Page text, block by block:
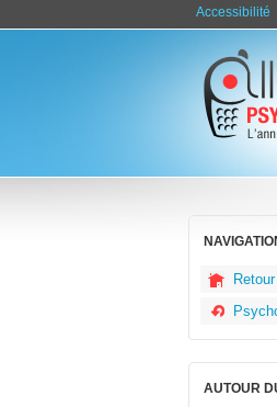
Accessibilité
AUTOUR